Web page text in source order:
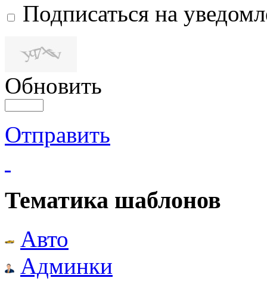
Подписаться на
Обновить
Отправить
Тематика шаблонов
Авто
Админки